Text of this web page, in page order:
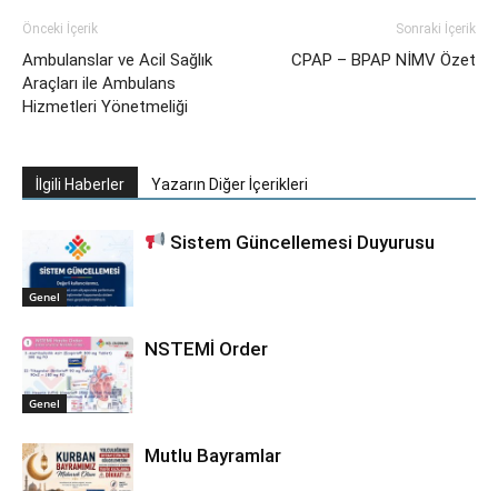
Önceki İçerik
Ambulanslar ve Acil Sağlık
Araçları ile Ambulans
Hizmetleri Yönetmeliği
Sonraki İçerik
CPAP – BPAP NİMV Özet
İlgili Haberler Yazarın Diğer İçerikleri
Genel
Sistem Güncellemesi Duyurusu
Genel
NSTEMİ Order
Mutlu Bayramlar